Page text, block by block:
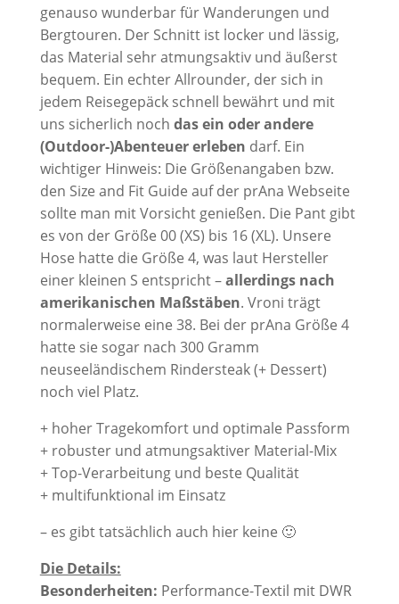
genauso wunderbar für Wanderungen und
Bergtouren. Der Schnitt ist locker und lässig,
das Material sehr atmungsaktiv und äußerst
bequem. Ein echter Allrounder, der sich in
jedem Reisegepäck schnell bewährt und mit
uns sicherlich noch das ein oder andere
(Outdoor-)Abenteuer erleben darf. Ein
wichtiger Hinweis: Die Größenangaben bzw.
den Size and Fit Guide auf der prAna Webseite
sollte man mit Vorsicht genießen. Die Pant gibt
es von der Größe 00 (XS) bis 16 (XL). Unsere
Hose hatte die Größe 4, was laut Hersteller
einer kleinen S entspricht –allerdings nach
amerikanischen Maßstäben. Vroni trägt
normalerweise eine 38. Bei der prAna Größe 4
hatte sie sogar nach 300 Gramm
neuseeländischem Rindersteak (+ Dessert)
noch viel Platz.
+ hoher Tragekomfort und optimale Passform
+ robuster und atmungsaktiver Material-Mix
+ Top-Verarbeitung und beste Qualität
+ multifunktional im Einsatz
– es gibt tatsächlich auch hier keine 🙂
Die Details:
Besonderheiten: Performance-Textil mit DWR